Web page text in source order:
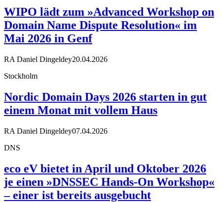
WIPO lädt zum »Advanced Workshop on
Domain Name Dispute Resolution« im
Mai 2026 in Genf
RA Daniel Dingeldey20.04.2026
Stockholm
Nordic Domain Days 2026 starten in gut
einem Monat mit vollem Haus
RA Daniel Dingeldey07.04.2026
DNS
eco eV bietet in April und Oktober 2026
je einen »DNSSEC Hands-On Workshop«
– einer ist bereits ausgebucht